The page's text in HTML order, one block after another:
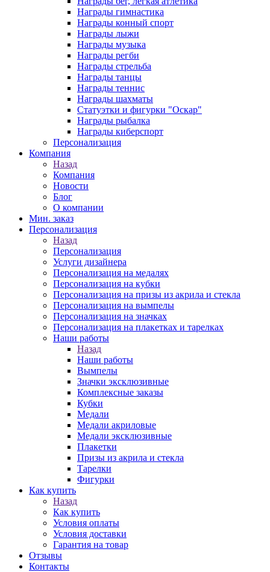
Награды гимнастика
Награды конный спорт
Награды лыжи
Награды музыка
Награды регби
Награды стрельба
Награды танцы
Награды теннис
Награды шахматы
Статуэтки и фигурки "Оскар"
Награды рыбалка
Награды киберспорт
Персонализация
Компания
Назад
Компания
Новости
Блог
О компании
Мин. заказ
Персонализация
Назад
Персонализация
Услуги дизайнера
Персонализация на медалях
Персонализация на кубки
Персонализация на призы из акрила и стекла
Персонализация на вымпелы
Персонализация на значках
Персонализация на плакетках и тарелках
Наши работы
Назад
Наши работы
Вымпелы
Значки эксклюзивные
Комплексные заказы
Кубки
Медали
Медали акриловые
Медали эксклюзивные
Плакетки
Призы из акрила и стекла
Тарелки
Фигурки
Как купить
Назад
Как купить
Условия оплаты
Условия доставки
Гарантия на товар
Отзывы
Контакты